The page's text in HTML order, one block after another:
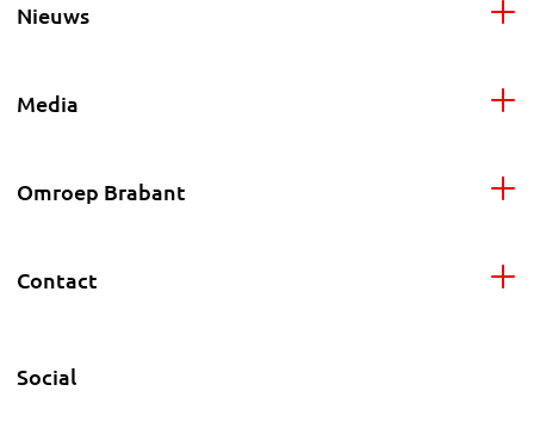
Nieuws
Media
Omroep Brabant
Contact
Social